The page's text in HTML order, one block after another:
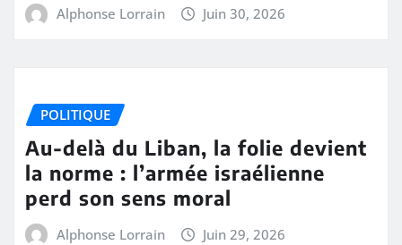
Alphonse Lorrain Juin 30, 2026
POLITIQUE
Au-delà du Liban, la folie devient
la norme : l’armée israélienne
perd son sens moral
Alphonse Lorrain Juin 29, 2026